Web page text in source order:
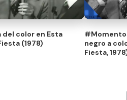
del color en Esta
(1978)
negro a
Fiesta,